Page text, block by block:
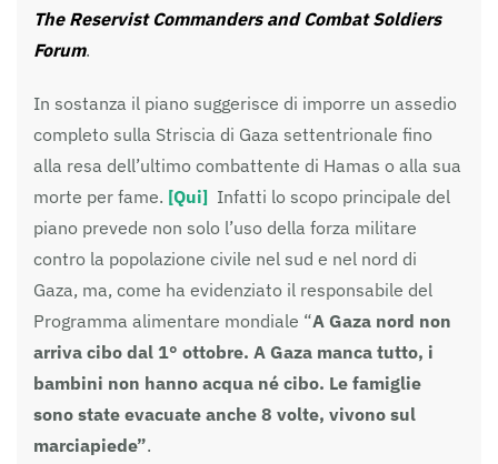
The Reservist Commanders and Combat Soldiers
Forum.
In sostanza il piano suggerisce di imporre un assedio
completo sulla Striscia di Gaza settentrionale fino
alla resa dell’ultimo combattente di Hamas o alla sua
morte per fame. [Qui] Infatti lo scopo principale del
piano prevede non solo l’uso della forza militare
contro la popolazione civile nel sud e nel nord di
Gaza, ma, come ha evidenziato il responsabile del
Programma alimentare mondiale “A Gaza nord non
arriva cibo dal 1° ottobre. A Gaza manca tutto, i
bambini non hanno acqua né cibo. Le famiglie
sono state evacuate anche 8 volte, vivono sul
marciapiede”.